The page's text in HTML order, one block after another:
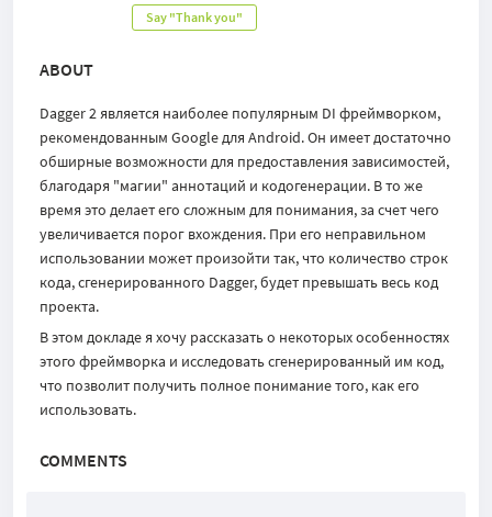
Say "Thank you"
ABOUT
Dagger 2 является наиболее популярным DI фреймворком,
рекомендованным Google для Android. Он имеет достаточно
обширные возможности для предоставления зависимостей,
благодаря "магии" аннотаций и кодогенерации. В то же
время это делает его сложным для понимания, за счет чего
увеличивается порог вхождения. При его неправильном
использовании может произойти так, что количество строк
кода, сгенерированного Dagger, будет превышать весь код
проекта.
В этом докладе я хочу рассказать о некоторых особенностях
этого фреймворка и исследовать сгенерированный им код,
что позволит получить полное понимание того, как его
использовать.
COMMENTS